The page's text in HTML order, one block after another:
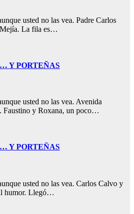
usted no las vea. Padre Carlos
La fila es…
Y PORTEÑAS
usted no las vea. Avenida
Faustino y Roxana, un poco…
Y PORTEÑAS
usted no las vea. Carlos Calvo y
humor. Llegó…